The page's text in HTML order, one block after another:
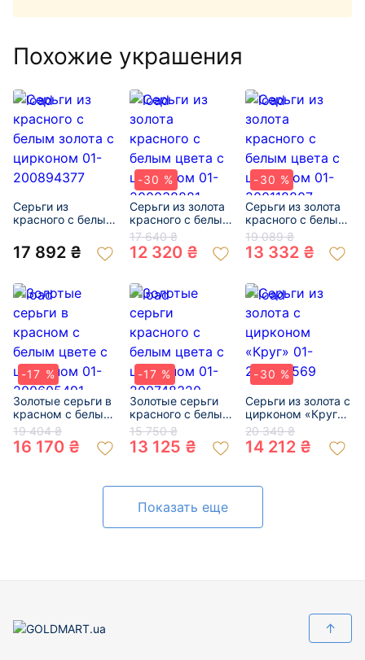
Похожие украшения
Серьги из
красного с белым
01-200894377
17 892 ₴
-30 %
Серьги из золота
красного с белым
цвета с цирконом
01-200038881
17 640 ₴
12 320 ₴
-30 %
Серьги из золота
красного с белым
цвета с цирконом
01-200118807
19 089 ₴
13 332 ₴
-17 %
Золотые серьги в
красном с белым
цвете с цирконом
01-200605491
19 404 ₴
16 170 ₴
-17 %
Золотые серьги
красного с белым
цвета с цирконом
01-200748320
15 750 ₴
13 125 ₴
-30 %
Серьги из золота с
цирконом «Круг»
01-200149569
20 349 ₴
14 212 ₴
Показать еще
↑